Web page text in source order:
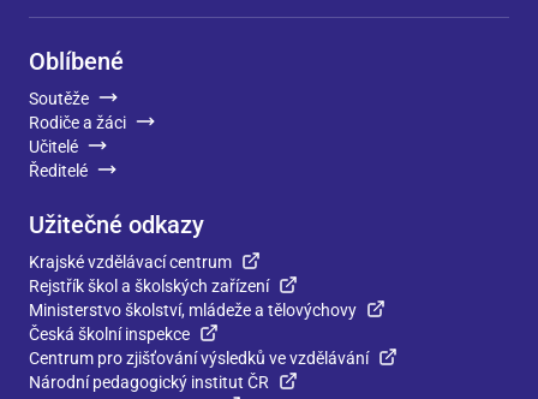
Oblíbené
Soutěže
Rodiče a žáci
Učitelé
Ředitelé
Užitečné odkazy
Krajské vzdělávací centrum
Rejstřík škol a školských zařízení
Ministerstvo školství, mládeže a tělovýchovy
Česká školní inspekce
Centrum pro zjišťování výsledků ve vzdělávání
Národní pedagogický institut ČR